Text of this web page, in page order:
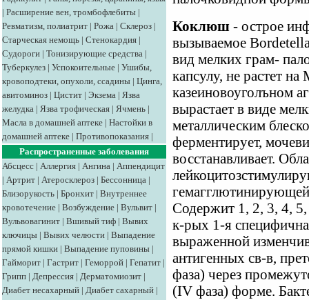
| Расширение вен, тромбофлебиты |
Ревматизм, полиатрит | Рожа | Склероз |
Старческая немощь | Стенокардия |
Судороги | Тонизирующие средства |
Туберкулез | Успокоительные | Ушибы,
кровоподтеки, опухоли, ссадины | Цинга,
авитоминоз | Цистит | Экзема | Язва
желудка | Язва трофическая | Ячмень |
Масла в домашней аптеке | Настойки в
домашней аптеке | Противопоказания |
Распространенные заболевания
Абсцесс | Аллергия | Ангина | Аппендицит
| Артрит | Атеросклероз | Бессонница |
Близорукость | Бронхит | Внутреннее
кровотечение | Возбуждение | Вульвит |
Вульвовагинит | Вшивый тиф | Вывих
ключицы | Вывих челюсти | Выпадение
прямой кишки | Выпадение пуповины |
Гайморит | Гастрит | Геморрой | Гепатит |
Грипп | Депрессия | Дерматомиозит |
Диабет несахарный | Диабет сахарный |
Коклюш - острое
вызываемое
вид мелких грам-
капсулу, не растет
казеиновоуголъном
вырастает в виде
металлическим
ферментирует,
восстанавливает.
Содержит 1, 2, 3, 4,
к-рых 1-я специфична
выраженной
антигенных св-в,
фаза) через
(IV фаза) форме.